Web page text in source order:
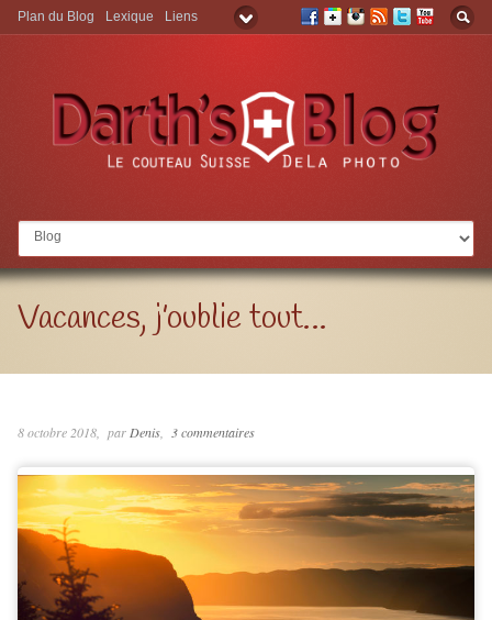
Aller à:
Plan du Blog Lexique Liens
Vacances, j’oublie tout…
8 octobre 2018 parDenis 3 commentaires